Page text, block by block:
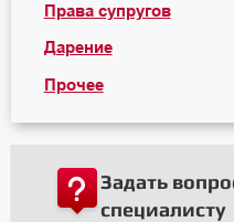
Права супругов
Дарение
Прочее
Задать
специалисту